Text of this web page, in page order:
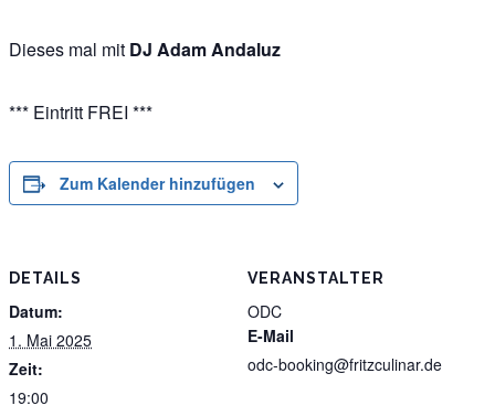
Dieses mal mit DJ Adam Andaluz
*** Eintritt FREI ***
Zum Kalender hinzufügen
DETAILS
Datum:
1. Mai 2025
Zeit:
19:00
VERANSTALTER
ODC
E-Mail
odc-booking@fritzculinar.de